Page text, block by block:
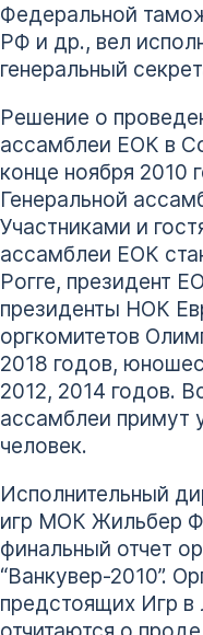
Федеральной
РФ и др., вел
генеральный
Решение о
ассамблеи ЕОК в
конце ноября 2010
Генеральной
Участниками и
ассамблеи ЕОК
Рогге, президент
президенты НОК
оргкомитетов
2018 годов,
2012, 2014 годов.
ассамблеи примут
человек.
Исполнительный
игр МОК Жильбер
финальный отчет
“Ванкувер-2010”.
предстоящих Игр